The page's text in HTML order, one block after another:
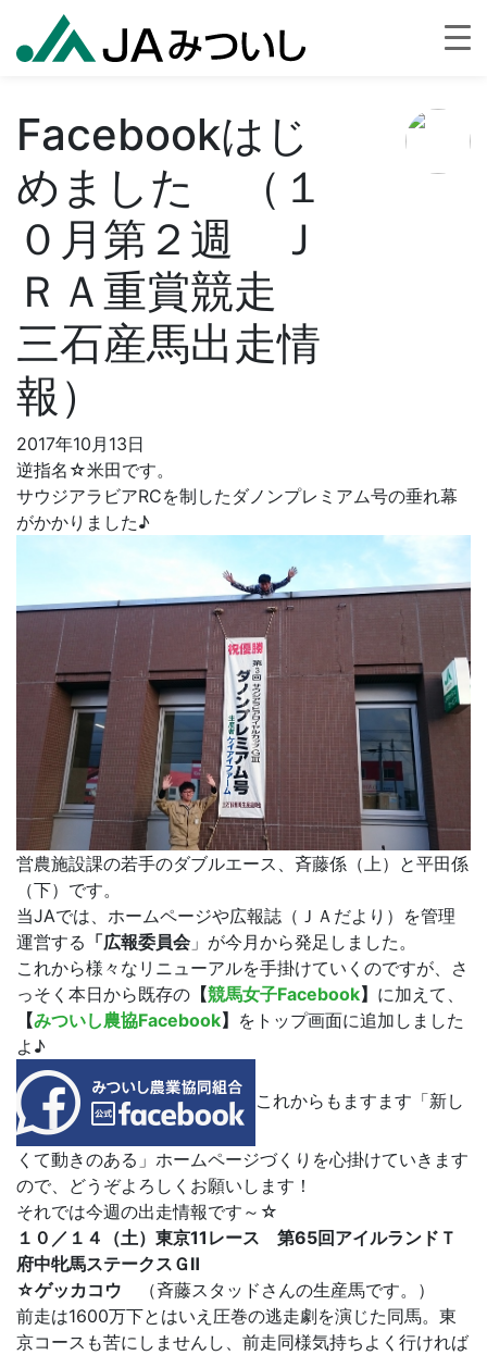
Facebookはじ
めました （１
０月第２週 Ｊ
ＲＡ重賞競走
三石産馬出走情
報）
2017年10月13日
逆指名☆米田です。
サウジアラビアRCを制したダノンプレミアム号の垂れ幕
がかかりました♪
営農施設課の若手のダブルエース、斉藤係（上）と平田係
（下）です。
当JAでは、ホームページや広報誌（ＪＡだより）を管理
運営する 「広報委員会 」が今月から発足しました。
これから様々なリニューアルを手掛けていくのですが、さ
っそく本日から既存の 【競馬女子Facebook】 に加えて、
【みついし農協Facebook】 をトップ画面に追加しました
よ♪
これからもますます「新し
くて動きのある」ホームページづくりを心掛けていきます
ので、どうぞよろしくお願いします！
それでは今週の出走情報です～☆
１０／１４（土）東京11レース 第65回アイルランドＴ
府中牝馬ステークスＧⅡ
☆ゲッカコウ
（斉藤スタッドさんの生産馬です。）
前走は1600万下とはいえ圧巻の逃走劇を演じた同馬。東
京コースも苦にしませんし、前走同様気持ちよく行ければ